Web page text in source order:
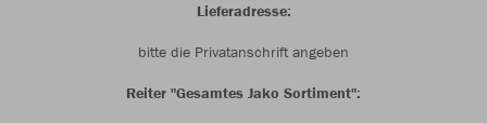
Lieferadresse:
bitte die Privatanschrift angeben
Reiter "Gesamtes Jako Sortiment":